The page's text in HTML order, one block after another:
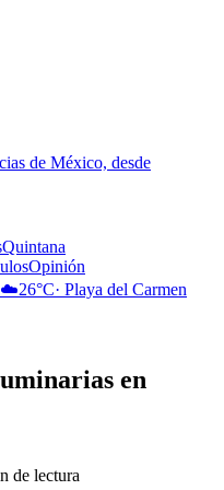
de México, desde
Quintana
Opinión
☁️26°C· Playa del Carmen
en
de lectura